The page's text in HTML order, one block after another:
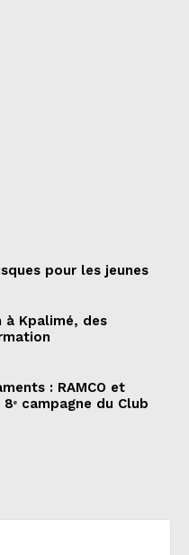
pour les jeunes
à Kpalimé, des
: RAMCO et
campagne du Club